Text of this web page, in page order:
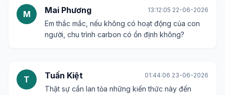
M Mai Phương 13:12:05 22-06-2026
Em thắc mắc, nếu không có hoạt động của con
người, chu trình carbon có ổn định không?
T Tuấn Kiệt 01:44:06 23-06-2026
Thật sự cần lan tỏa những kiến thức này đến